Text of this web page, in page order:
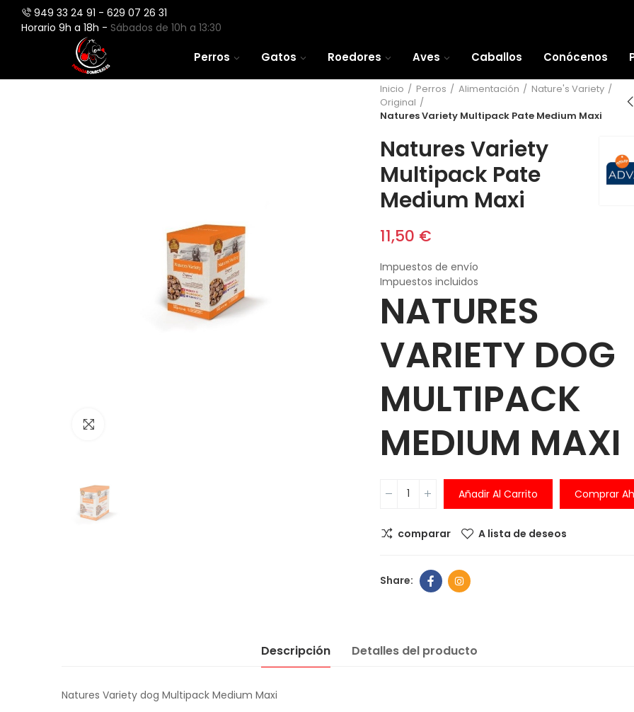
949 33 24 91 - 629 07 26 31
Horario 9h a 18h - Sábados de 10h a 13:30
Perros Gatos Roedores Aves Caballos Conócenos
Inicio Perros Alimentación
Nature's Variety
Original
Natures Variety Multipack Pate Medium Maxi
Natures Variety
Multipack Pate
Medium Maxi
11,50 €
Impuestos de envío
Impuestos incluidos
NATURES
VARIETY DOG
MULTIPACK
MEDIUM MAXI
Añadir Al Carrito Comprar
comparar A lista de deseos
Descripción Detalles del producto
Natures Variety dog Multipack Medium Maxi
Comedero
ansiedad
Comedero
balanza digital